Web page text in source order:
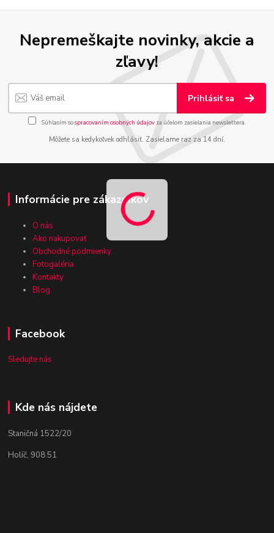
Nepremeškajte novinky, akcie a
zľavy!
Prihlásiť sa
Súhlasím sospracovaním osobných údajov za účelom zasielania newslettera.
Môžete sa kedykoľvek odhlásiť. Zasielame raz za 14 dní.
Informácie pre zákazníkov
O nás
Ako nakupovať
Obchodné podmienky
Fotogaléria
Kontakty
Blog
Facebook
Sledujte nás
Kde nás nájdete
Staničná 1522/20
Holíč, 908 51